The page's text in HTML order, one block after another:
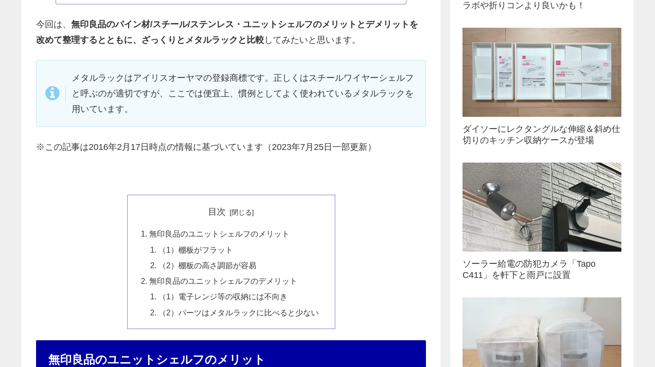
今回は、 無印良品のパイン材/スチール/ステンレス・ユニットシェルフのメリットとデメリットを
改めて整理するとともに、ざっくりとメタルラックと比較 してみたいと思います。
メタルラックはアイリスオーヤマの登録商標です。正しくはスチールワイヤーシェルフ
と呼ぶのが適切ですが、ここでは便宜上、慣例としてよく使われているメタルラックを
用いています。
※この記事は2016年2月17日時点の情報に基づいています（2023年7月25日一部更新）
目次
無印良品のユニットシェルフのメリット
（1）棚板がフラット
（2）棚板の高さ調節が容易
無印良品のユニットシェルフのデメリット
（1）電子レンジ等の収納には不向き
（2）パーツはメタルラックに比べると少ない
無印良品のユニットシェルフのメリット
ラボや折りコンより良いかも！
ダイソーにレクタングルな伸縮＆斜め仕
切りのキッチン収納ケースが登場
ソーラー給電の防犯カメラ「Tapo
C411」を軒下と雨戸に設置